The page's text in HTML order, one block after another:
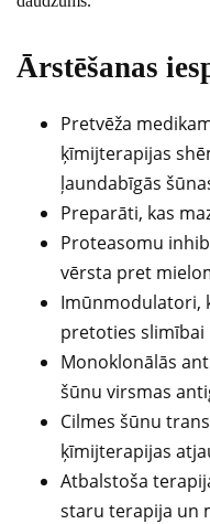
Ārstēšanas
Pretvēža
ķīmijterapijas
ļaundabīgās
Preparāti, kas
Proteasomu
vērsta pret
Imūnmodulatori,
pretoties slimībai
Monoklonālās
šūnu virsmas
Cilmes šūnu
ķīmijterapijas
Atbalstoša
staru terapija un